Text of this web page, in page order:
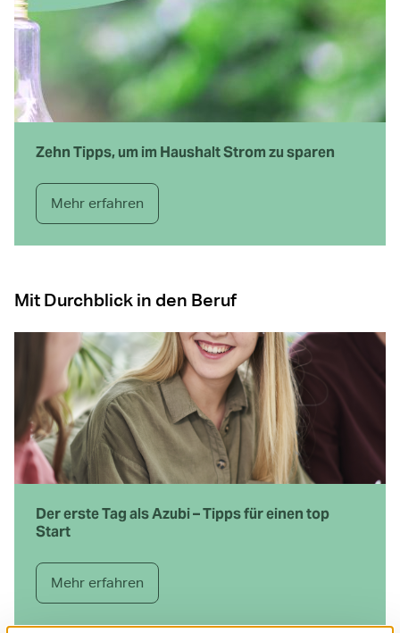
Zehn Tipps, um im Haushalt Strom zu sparen
Mehr erfahren
Mit Durchblick in den Beruf
Der erste Tag als Azubi – Tipps für einen top
Start
Mehr erfahren